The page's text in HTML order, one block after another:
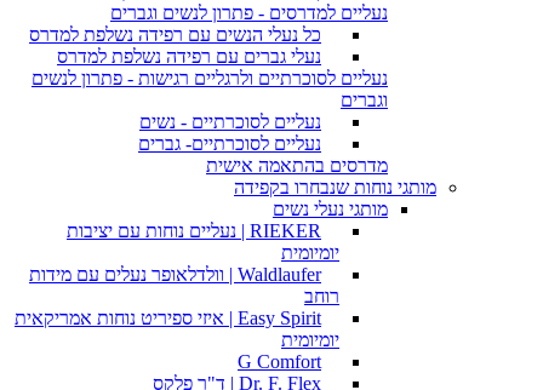
נעליים למדרסים - פתרון לנשים וגברים
כל נעלי הנשים עם רפידה נשלפת למדרס
נעלי גברים עם רפידה נשלפת למדרס
נעליים לסוכרתיים ולרגליים רגישות - פתרון לנשים
וגברים
נעליים לסוכרתיים - נשים
נעליים לסוכרתיים- גברים
מדרסים בהתאמה אישית
מותגי נוחות שנבחרו בקפידה
מותגי נעלי נשים
RIEKER | נעליים נוחות עם יציבות
יומיומית
Waldlaufer | וולדלאופר נעלים עם מידות
רוחב
Easy Spirit | איזי ספיריט נוחות אמריקאית
יומיומית
G Comfort
Dr. F. Flex | ד"ר פלקס